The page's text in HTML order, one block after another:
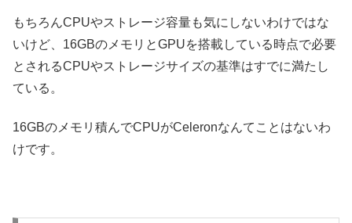
もちろんCPUやストレージ容量も気にしないわけではな
いけど、16GBのメモリとGPUを搭載している時点で必要
とされるCPUやストレージサイズの基準はすでに満たし
ている。
16GBのメモリ積んでCPUがCeleronなんてことはないわ
けです。